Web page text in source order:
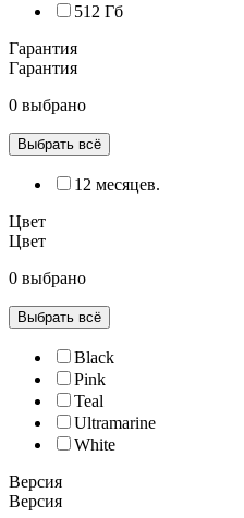
512 Гб
Гарантия
Гарантия
0 выбрано
Выбрать всё
12 месяцев.
Цвет
Цвет
0 выбрано
Выбрать всё
Black
Pink
Teal
Ultramarine
White
Версия
Версия